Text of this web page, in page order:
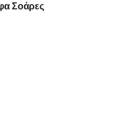
Σοάρες